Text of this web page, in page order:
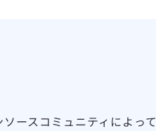
ースコミュニティによっ